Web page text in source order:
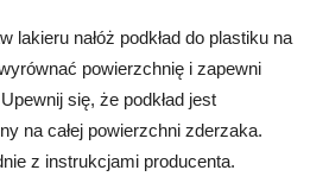
lakieru nałóż podkład do plastiku na
powierzchnię i zapewni
się, że podkład jest
na całej powierzchni zderzaka.
z instrukcjami producenta.